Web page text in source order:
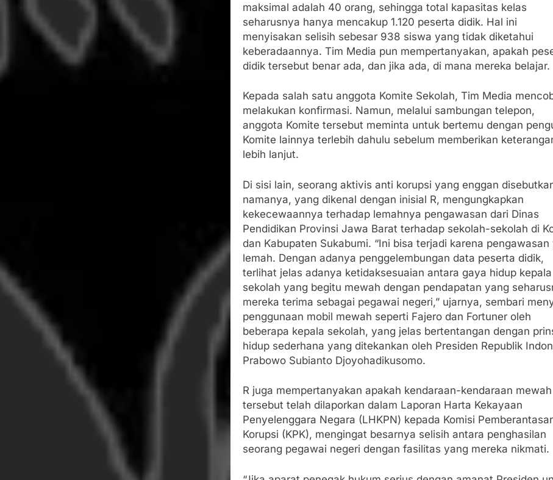
maksimal adalah 40 orang, sehingga total kapasitas kelas
seharusnya hanya mencakup 1.120 peserta didik. Hal ini
menyisakan selisih sebesar 938 siswa yang tidak diketahui
keberadaannya. Tim Media pun mempertanyakan, apakah
didik tersebut benar ada, dan jika ada, di mana mereka belajar.
Kepada salah satu anggota Komite Sekolah, Tim Media
melakukan konfirmasi. Namun, melalui sambungan telepon,
anggota Komite tersebut meminta untuk bertemu dengan
Komite lainnya terlebih dahulu sebelum memberikan
lebih lanjut.
Di sisi lain, seorang aktivis anti korupsi yang enggan
namanya, yang dikenal dengan inisial R, mengungkapkan
kekecewaannya terhadap lemahnya pengawasan dari Dinas
Pendidikan Provinsi Jawa Barat terhadap sekolah-sekolah di
dan Kabupaten Sukabumi. “Ini bisa terjadi karena pengawasan
lemah. Dengan adanya penggelembungan data peserta didik,
terlihat jelas adanya ketidaksesuaian antara gaya hidup kepala
sekolah yang begitu mewah dengan pendapatan yang
mereka terima sebagai pegawai negeri,” ujarnya, sembari
penggunaan mobil mewah seperti Fajero dan Fortuner oleh
beberapa kepala sekolah, yang jelas bertentangan dengan
hidup sederhana yang ditekankan oleh Presiden Republik
Prabowo Subianto Djoyohadikusomo.
R juga mempertanyakan apakah kendaraan-kendaraan mewah
tersebut telah dilaporkan dalam Laporan Harta Kekayaan
Penyelenggara Negara (LHKPN) kepada Komisi
Korupsi (KPK), mengingat besarnya selisih antara penghasilan
seorang pegawai negeri dengan fasilitas yang mereka nikmati.